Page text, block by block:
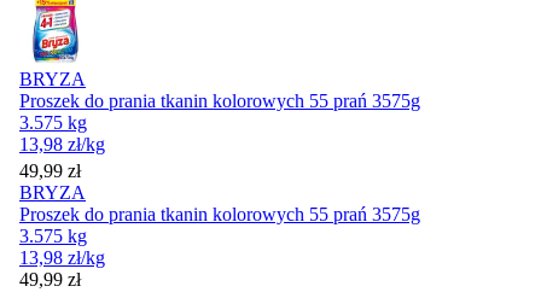
BRYZA
Proszek do prania tkanin kolorowych 55 prań 3575g
3.575 kg
13,98 zł/kg
Cena
49,99 zł
BRYZA
Proszek do prania tkanin kolorowych 55 prań 3575g
3.575 kg
13,98 zł/kg
Cena
49,99 zł